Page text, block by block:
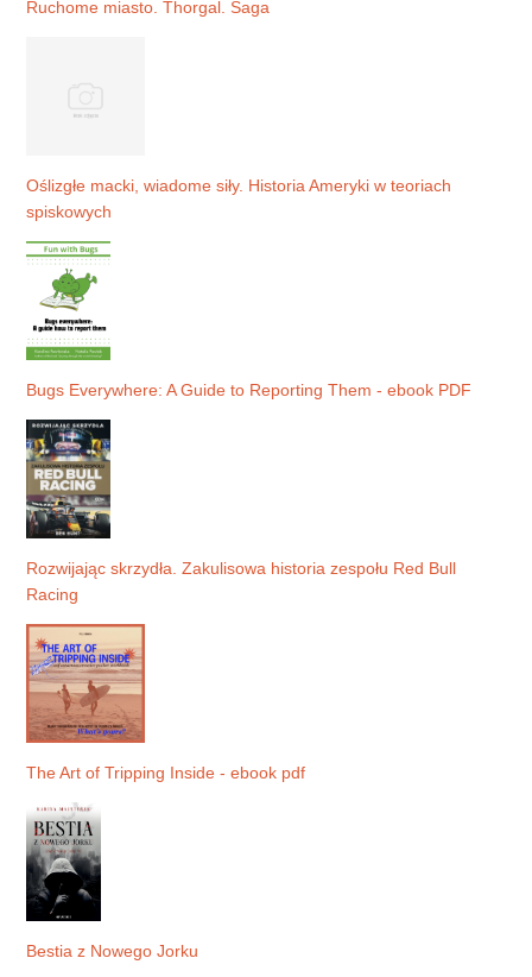
Ruchome miasto. Thorgal. Saga
Oślizgłe macki, wiadome siły. Historia Ameryki w teoriach
spiskowych
Bugs Everywhere: A Guide to Reporting Them - ebook PDF
Rozwijając skrzydła. Zakulisowa historia zespołu Red Bull
Racing
The Art of Tripping Inside - ebook pdf
Bestia z Nowego Jorku